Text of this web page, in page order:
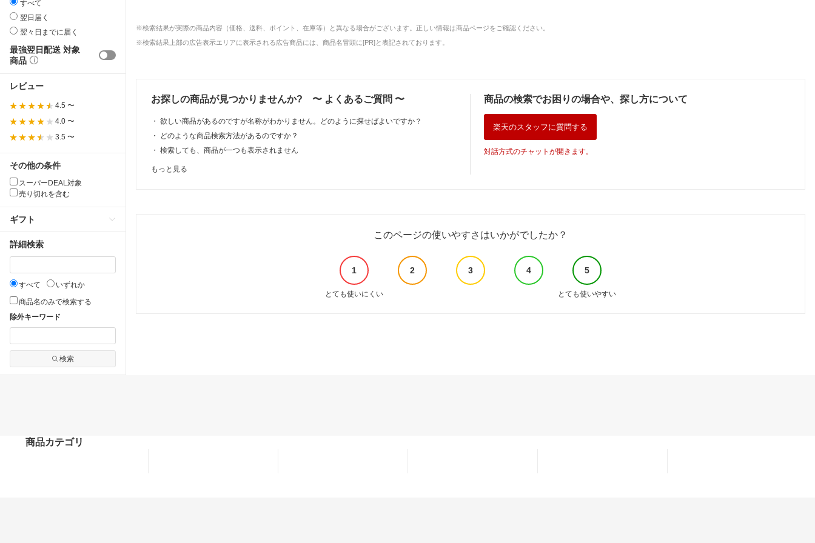
すべて
翌日届く
翌々日までに届く
最強翌日配送 対象
商品
レビュー
4.5 〜
4.0 〜
3.5 〜
その他の条件
スーパーDEAL対象
売り切れを含む
ギフト
詳細検索
すべて
いずれか
商品名のみで検索する
除外キーワード
検索
※検索結果が実際の商品内容（価格、送料、ポイント、在庫等）と異なる場合がございます。正しい情報は商品ページをご確認ください。
※検索結果上部の広告表示エリアに表示される広告商品には、商品名冒頭に[PR]と表記されております。
お探しの商品が見つかりませんか? 〜 よくあるご質問 〜
・ 欲しい商品があるのですが名称がわかりません。どのように探せばよいですか？
・
どのような商品検索方法があるのですか？
・ 検索しても、商品が一つも表示されません
もっと見る
商品の検索でお困りの場合や、探し方について
楽天のスタッフに質問する
対話方式のチャットが開きます。
このページの使いやすさはいかがでしたか？
1 2 3 4 5
とても使いにくい とても使いやすい
商品カテゴリ